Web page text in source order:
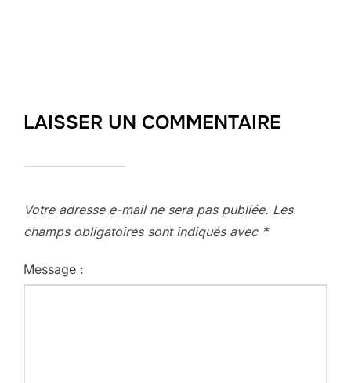
LAISSER UN COMMENTAIRE
Votre adresse e-mail ne sera pas publiée. Les
champs obligatoires sont indiqués avec *
Message :